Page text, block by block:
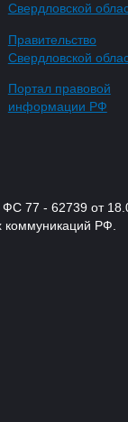
Свердловской
Правительство
Свердловской
Портал правовой
информации РФ
77 - 62739 от
РФ.